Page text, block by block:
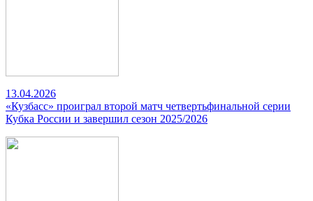
13.04.2026
«Кузбасс» проиграл второй матч четвертьфинальной серии
Кубка России и завершил сезон 2025/2026